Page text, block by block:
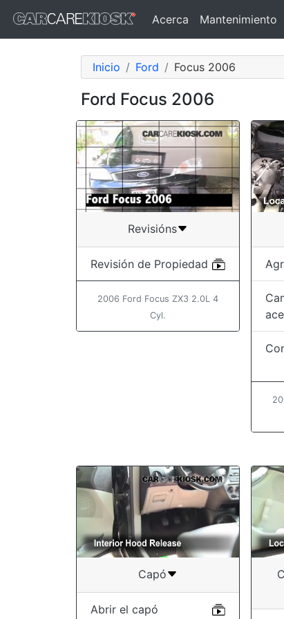
Acerca Mantenimiento
Inicio Ford Focus 2006
Ford Focus 2006
Revisións
Revisión de Propiedad
2006 Ford Focus ZX3 2.0L 4
Cyl.
Capó
Abrir el capó